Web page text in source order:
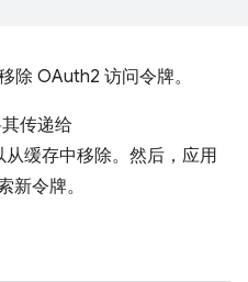
除 OAuth2 访问令牌。
传递给
缓存中移除。然后，应用
新令牌。